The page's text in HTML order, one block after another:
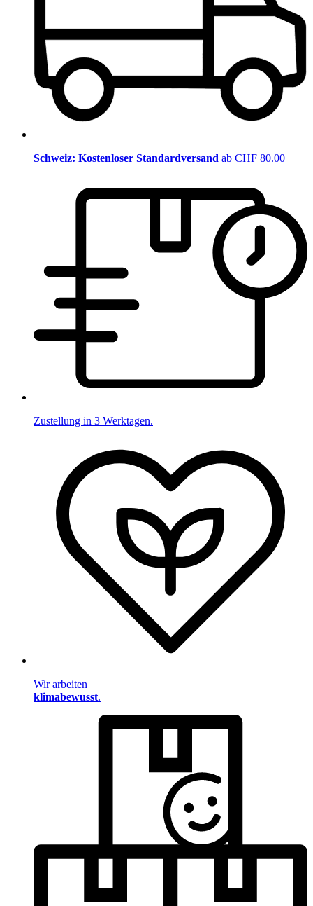
Schweiz: Kostenloser Standardversand ab CHF 80.00
Zustellung in 3 Werktagen.
Wir arbeiten
klimabewusst.